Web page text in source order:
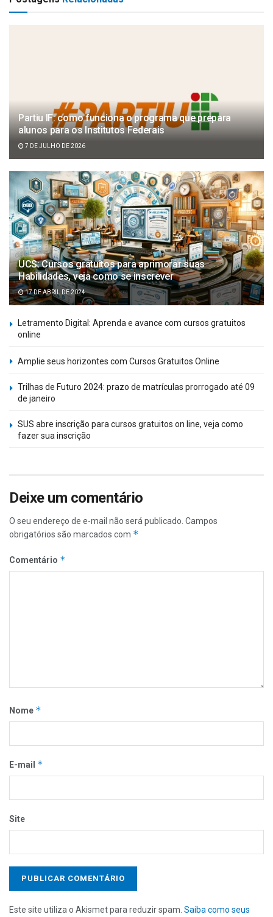
Partiu IF: como funciona o programa que prepara
alunos para os Institutos Federais
7 DE JULHO DE 2026
UCS: Cursos gratuitos para aprimorar suas
Habilidades, veja como se inscrever
17 DE ABRIL DE 2024
Letramento Digital: Aprenda e avance com cursos gratuitos
online
Amplie seus horizontes com Cursos Gratuitos Online
Trilhas de Futuro 2024: prazo de matrículas prorrogado até 09
de janeiro
SUS abre inscrição para cursos gratuitos on line, veja como
fazer sua inscrição
Deixe um comentário
O seu endereço de e-mail não será publicado. Campos
obrigatórios são marcados com *
Comentário *
Nome *
E-mail *
Site
Este site utiliza o Akismet para reduzir spam. Saiba como seus